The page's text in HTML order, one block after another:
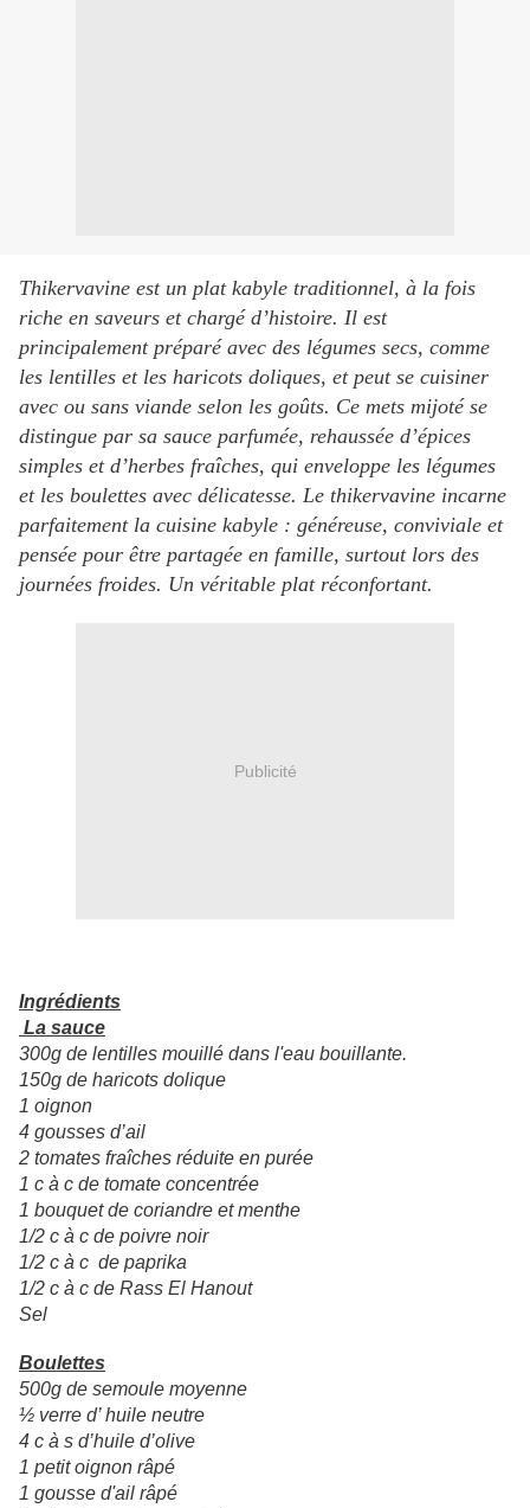
Thikervavine est un plat kabyle traditionnel, à la fois
riche en saveurs et chargé d’histoire. Il est
principalement préparé avec des légumes secs, comme
les lentilles et les haricots doliques, et peut se cuisiner
avec ou sans viande selon les goûts. Ce mets mijoté se
distingue par sa sauce parfumée, rehaussée d’épices
simples et d’herbes fraîches, qui enveloppe les légumes
et les boulettes avec délicatesse. Le thikervavine incarne
parfaitement la cuisine kabyle : généreuse, conviviale et
pensée pour être partagée en famille, surtout lors des
journées froides. Un véritable plat réconfortant.
Publicité
Ingrédients
La sauce
300g de lentilles mouillé dans l'eau bouillante.
150g de haricots dolique
1 oignon
4 gousses d’ail
2 tomates fraîches réduite en purée
1 c à c de tomate concentrée
1 bouquet de coriandre et menthe
1/2 c à c de poivre noir
1/2 c à c de paprika
1/2 c à c de Rass El Hanout
Sel
Boulettes
500g de semoule moyenne
½ verre d’ huile neutre
4 c à s d’huile d’olive
1 petit oignon râpé
1 gousse d'ail râpé